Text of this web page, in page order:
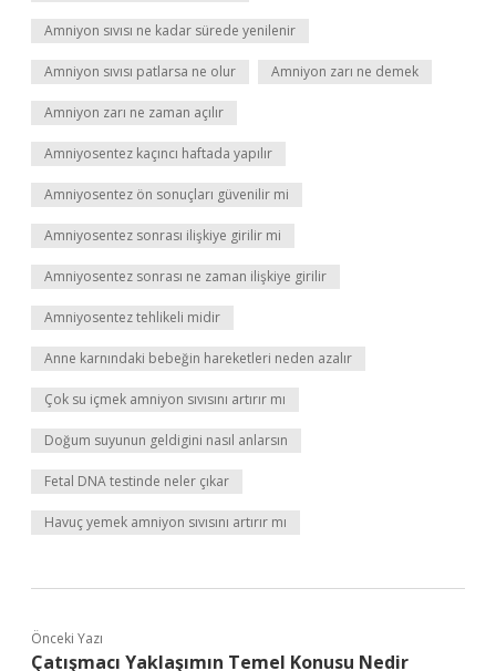
Amniyon sıvısı ne kadar sürede yenilenir
Amniyon sıvısı patlarsa ne olur Amniyon zarı ne demek
Amniyon zarı ne zaman açılır
Amniyosentez kaçıncı haftada yapılır
Amniyosentez ön sonuçları güvenilir mi
Amniyosentez sonrası ilişkiye girilir mi
Amniyosentez sonrası ne zaman ilişkiye girilir
Amniyosentez tehlikeli midir
Anne karnındaki bebeğin hareketleri neden azalır
Çok su içmek amniyon sıvısını artırır mı
Doğum suyunun geldigini nasıl anlarsın
Fetal DNA testinde neler çıkar
Havuç yemek amniyon sıvısını artırır mı
Önceki Yazı
Çatışmacı Yaklaşımın Temel Konusu Nedir